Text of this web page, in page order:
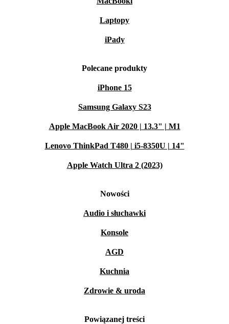
Laptopy
iPady
Polecane produkty
iPhone 15
Samsung Galaxy S23
Apple MacBook Air 2020 | 13.3" | M1
Lenovo ThinkPad T480 | i5-8350U | 14"
Apple Watch Ultra 2 (2023)
Nowości
Audio i słuchawki
Konsole
AGD
Kuchnia
Zdrowie & uroda
Powiązanej treści